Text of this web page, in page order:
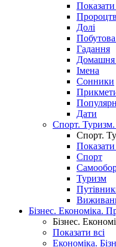
Показати
Долі
Побутова
Гадання
Домашня
Імена
Сонники
Дати
Спорт.
Спорт.
Показати
Спорт
Туризм
Бізнес. Економіка.
Бізнес.
Показати всі
Економіка.